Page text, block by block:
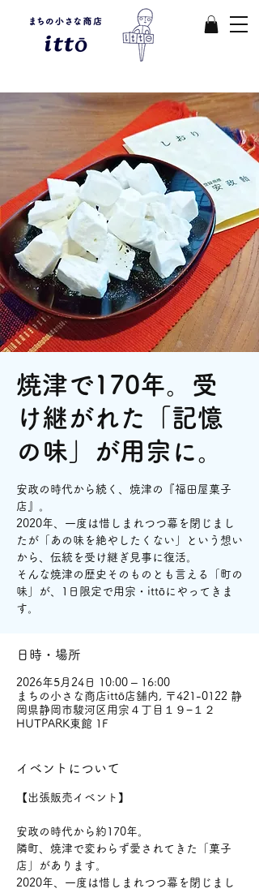
焼津で170年。受
け継がれた「記憶
の味」が用宗に。
安政の時代から続く、焼津の『福田屋菓子
店』。
2020年、一度は惜しまれつつ幕を閉じまし
たが「あの味を絶やしたくない」という想い
から、伝統を受け継ぎ見事に復活。
そんな焼津の歴史そのものとも言える「町の
味」が、1日限定で用宗・ittōにやってきま
す。
日時・場所
2026年5月24日 10:00 – 16:00
まちの小さな商店ittō店舗内, 〒421-0122 静
岡県静岡市駿河区用宗４丁目１９−１２
HUTPARK東館 1F
イベントについて
【出張販売イベント】
安政の時代から約170年。
隣町、焼津で変わらず愛されてきた「菓子
店」があります。
2020年、一度は惜しまれつつ幕を閉じまし